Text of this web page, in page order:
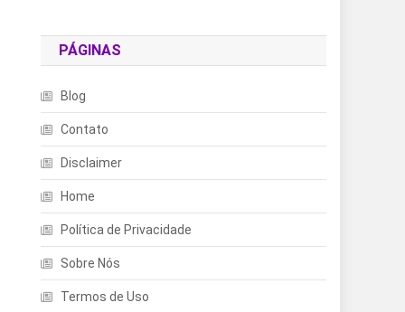
PÁGINAS
Blog
Contato
Disclaimer
Home
Política de Privacidade
Sobre Nós
Termos de Uso